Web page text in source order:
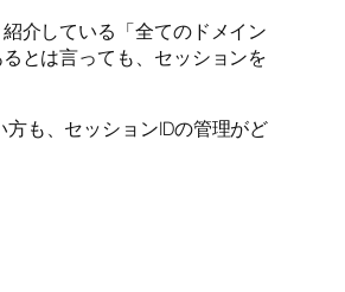
介している「全てのドメイン
とは言っても、セッションを
も、セッションIDの管理がど